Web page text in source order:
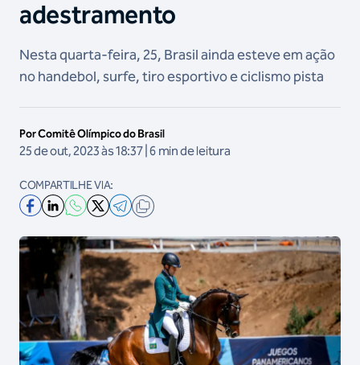
adestramento
Nesta quarta-feira, 25, Brasil ainda esteve em ação
no handebol, surfe, tiro esportivo e ciclismo pista
Por Comitê Olímpico do Brasil
25 de out, 2023 às 18:37 | 6 min de leitura
COMPARTILHE VIA: